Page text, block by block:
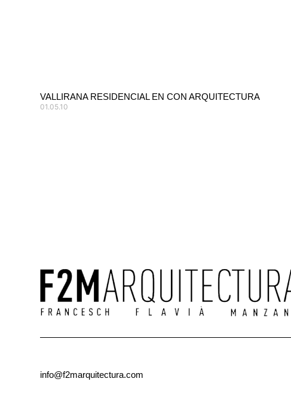
VALLIRANA RESIDENCIAL EN CON ARQUITECTURA
01.05.10
info@f2marquitectura.com